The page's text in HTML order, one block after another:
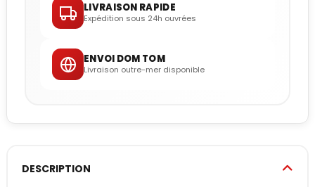
LIVRAISON RAPIDE
Expédition sous 24h ouvrées
ENVOI DOM TOM
Livraison outre-mer disponible
DESCRIPTION